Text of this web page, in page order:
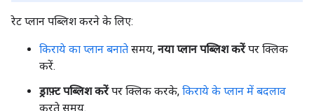
रेट प्लान पब्लिश करने के लिए:
किराये का प्लान बनाते समय, नया प्लान पब्लिश करेंपर क्लिक
करें.
ड्राफ़्ट पब्लिश करेंपर क्लिक करके, किराये के प्लान में बदलाव
करते समय.